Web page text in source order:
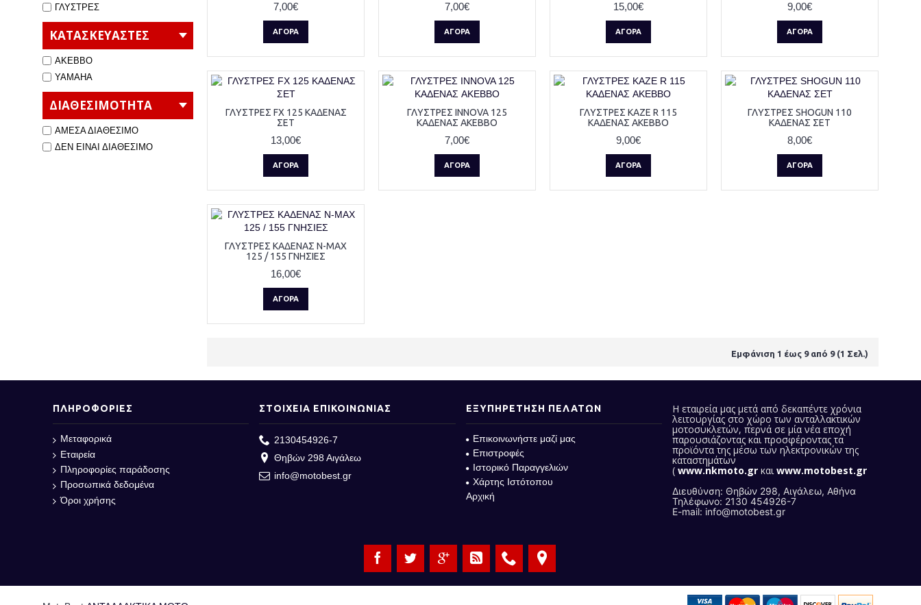
ΓΛΥΣΤΡΕΣ
ΚΑΤΑΣΚΕΥΑΣΤΕΣ
AKEBBO
YAMAHA
ΔΙΑΘΕΣΙΜΟΤΗΤΑ
ΑΜΕΣΑ ΔΙΑΘΕΣΙΜΟ
ΔΕΝ ΕΙΝΑΙ ΔΙΑΘΕΣΙΜΟ
7,00€
ΑΓΟΡΆ
7,00€
ΑΓΟΡΆ
15,00€
ΑΓΟΡΆ
9,00€
ΑΓΟΡΆ
ΓΛΥΣΤΡΕΣ FX 125 ΚΑΔΕΝΑΣ
ΣΕΤ
13,00€
ΑΓΟΡΆ
ΓΛΥΣΤΡΕΣ INNOVA 125
ΚΑΔΕΝΑΣ AKEBBO
7,00€
ΑΓΟΡΆ
ΓΛΥΣΤΡΕΣ KAZE R 115
ΚΑΔΕΝΑΣ AKEBBO
9,00€
ΑΓΟΡΆ
ΓΛΥΣΤΡΕΣ SHOGUN 110
ΚΑΔΕΝΑΣ ΣΕΤ
8,00€
ΑΓΟΡΆ
ΓΛΥΣΤΡΕΣ ΚΑΔΕΝΑΣ N-MAX
125 / 155 ΓΝΗΣΙΕΣ
16,00€
ΑΓΟΡΆ
Εμφάνιση 1 έως 9 από 9 (1 Σελ.)
ΠΛΗΡΟΦΟΡΙΕΣ
Μεταφορικά
Εταιρεία
Πληροφορίες παράδοσης
Προσωπικά δεδομένα
Όροι χρήσης
ΣΤΟΙΧΕΙΑ ΕΠΙΚΟΙΝΩΝΙΑΣ
2130454926-7
Θηβών 298 Αιγάλεω
info@motobest.gr
ΕΞΥΠΗΡΕΤΗΣΗ ΠΕΛΑΤΩΝ
Επικοινωνήστε μαζί μας
Επιστροφές
Ιστορικό Παραγγελιών
Χάρτης Ιστότοπου
Αρχική
Η εταιρεία μαςμετά από δεκαπέντε χρόνια
λειτουργίας στο χώρο των ανταλλακτικών
μοτοσυκλετών, περνά σε μία νέα εποχή
παρουσιάζοντας και προσφέροντας τα
προϊόντα της μέσω των ηλεκτρονικών της
καταστημάτων
( www.nkmoto.gr και www.motobest.gr)
Διευθύνση: Θηβών 298, Αιγάλεω, Αθήνα
Τηλέφωνο: 2130 454926-7
E-mail: info@motobest.gr